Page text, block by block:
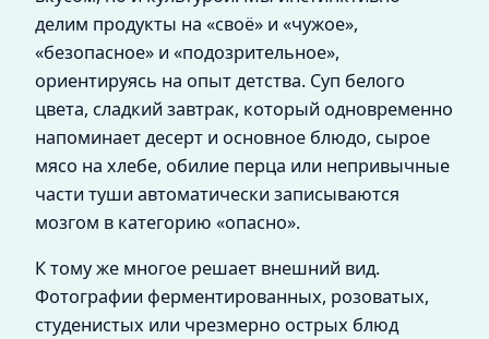
делим продукты на «своё» и «чужое»,
«безопасное» и «подозрительное»,
ориентируясь на опыт детства. Суп белого
цвета, сладкий завтрак, который одновременно
напоминает десерт и основное блюдо, сырое
мясо на хлебе, обилие перца или непривычные
части туши автоматически записываются
мозгом в категорию «опасно».
К тому же многое решает внешний вид.
Фотографии ферментированных, розоватых,
студенистых или чрезмерно острых блюд